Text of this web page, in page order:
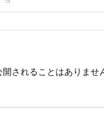
されることはありませ